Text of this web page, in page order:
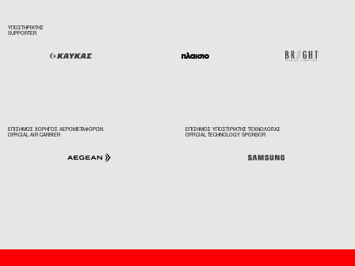
ΥΠΟΣΤΗΡΙΚΤΗΣ
SUPPORTER
ΕΠΙΣΗΜΟΣ ΧΟΡΗΓΟΣ ΑΕΡΟΜΕΤΑΦΟΡΩΝ
OFFICIAL AIR CARRIER
ΕΠΙΣΗΜΟΣ ΥΠΟΣΤΙΡΙΚΤΗΣ ΤΕΧΝΟΛΟΓΙΑΣ
OFFICIAL TECHNOLOGY SPONSOR